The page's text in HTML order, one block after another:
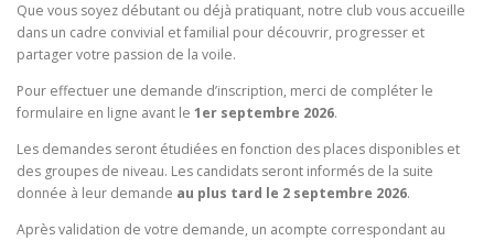
Que vous soyez débutant ou déjà pratiquant, notre club vous accueille
dans un cadre convivial et familial pour découvrir, progresser et
partager votre passion de la voile.
Pour effectuer une demande d’inscription, merci de compléter le
formulaire en ligne avant le 1er septembre 2026.
Les demandes seront étudiées en fonction des places disponibles et
des groupes de niveau. Les candidats seront informés de la suite
donnée à leur demande au plus tard le 2 septembre 2026.
Après validation de votre demande, un acompte correspondant au